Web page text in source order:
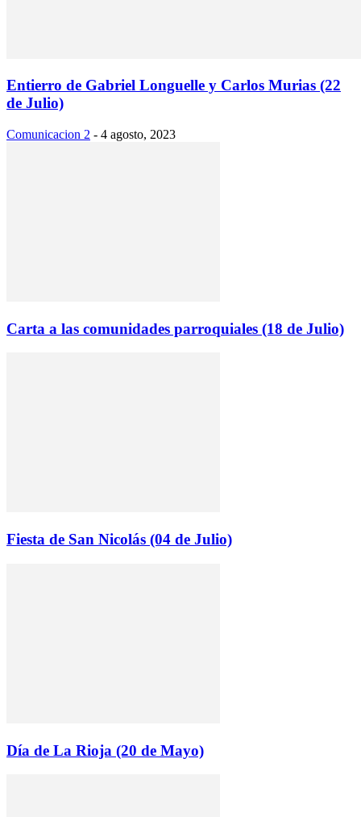
Entierro de Gabriel Longuelle y Carlos Murias (22
de Julio)
Comunicacion 2 - 4 agosto, 2023
Carta a las comunidades parroquiales (18 de Julio)
Fiesta de San Nicolás (04 de Julio)
Día de La Rioja (20 de Mayo)